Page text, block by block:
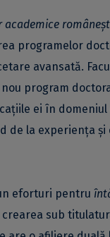
programelor
avansată.
program
ei în
de la experiența
eforturi pentru
crearea sub